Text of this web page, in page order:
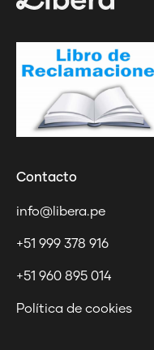
Contacto
info@libera.pe
+51 999 378 916
+51 960 895 014
Política de cookies